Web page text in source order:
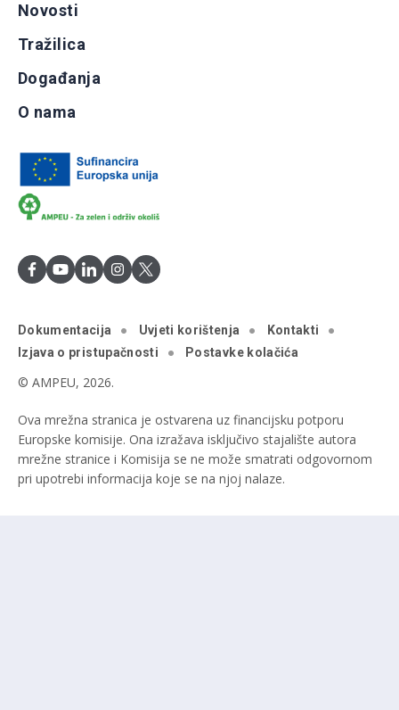
Novosti
Tražilica
Događanja
O nama
Dokumentacija Uvjeti korištenja
Kontakti
Izjava o pristupačnosti
Postavke kolačića
© AMPEU, 2026.
Ova mrežna stranica je ostvarena uz financijsku potporu
Europske komisije. Ona izražava isključivo stajalište autora
mrežne stranice i Komisija se ne može smatrati odgovornom
pri upotrebi informacija koje se na njoj nalaze.